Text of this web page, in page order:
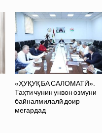
«ҲУҚУҚ БА САЛОМАТӢ».
Таҳти чунин унвон озмуни
байналмилалӣ доир
мегардад